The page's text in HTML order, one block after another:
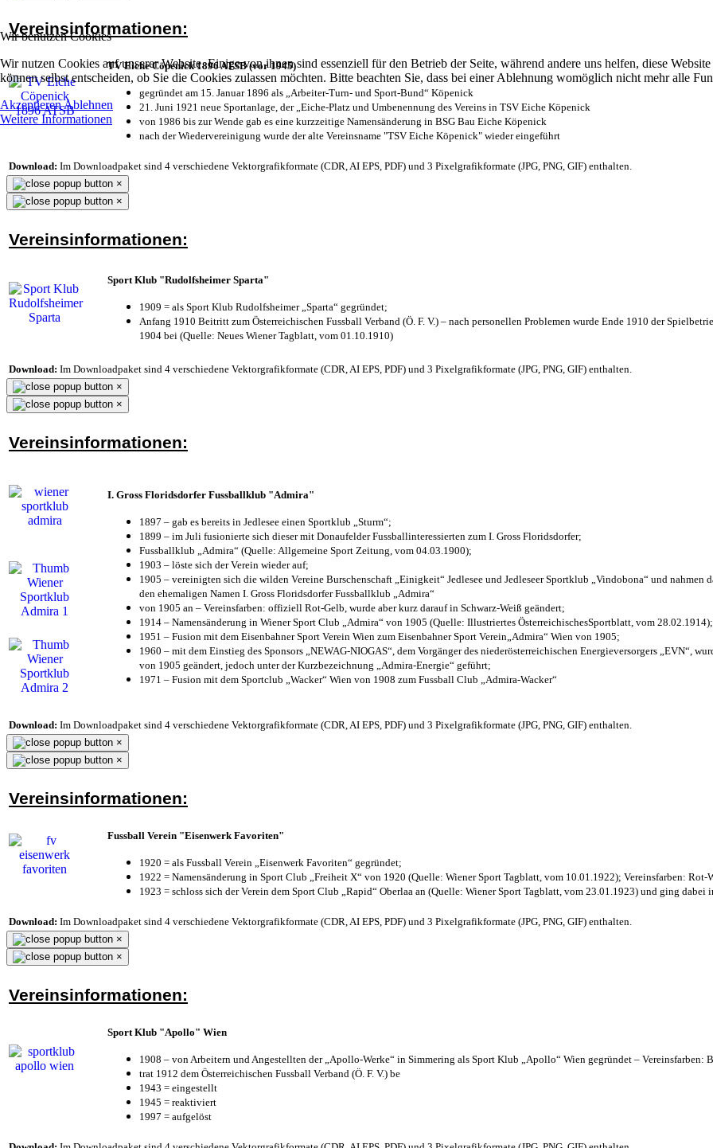
Wir benutzen Cookies
Wir nutzen Cookies auf unserer Website. Einige von ihnen sind essenziell für den Betrieb der Seite, während andere uns helfen, diese
können selbst entscheiden, ob Sie die Cookies zulassen möchten. Bitte beachten Sie, dass bei einer Ablehnung womöglich nicht mehr alle
AkzeptierenAblehnen
Weitere Informationen
Vereinsinformationen:
TV Eiche Cöpenick 1896 ATSB (vor 1945)
gegründet am 15. Januar 1896 als „Arbeiter-Turn- und Sport-Bund“ Köpenick
21. Juni 1921 neue Sportanlage, der „Eiche-Platz und Umbenennung des Vereins in TSV Eiche Köpenick
von 1986 bis zur Wende gab es eine kurzzeitige Namensänderung in BSG Bau Eiche Köpenick
nach der Wiedervereinigung wurde der alte Vereinsname "TSV Eiche Köpenick" wieder eingeführt
Download: Im Downloadpaket sind 4 verschiedene Vektorgrafikformate (CDR, AI EPS, PDF) und 3 Pixelgrafikformate (JPG, PNG, GIF) enthalten.
×
×
Vereinsinformationen:
Sport Klub "Rudolfsheimer Sparta"
1909 = als Sport Klub Rudolfsheimer „Sparta“ gegründet;
Anfang 1910 Beitritt zum Österreichischen Fussball Verband (Ö. F. V.) – nach personellen Problemen wurde Ende 1910 der
1904 bei (Quelle: Neues Wiener Tagblatt, vom 01.10.1910)
Download: Im Downloadpaket sind 4 verschiedene Vektorgrafikformate (CDR, AI EPS, PDF) und 3 Pixelgrafikformate (JPG, PNG, GIF) enthalten.
×
×
Vereinsinformationen:
I. Gross Floridsdorfer Fussballklub "Admira"
1897 – gab es bereits in Jedlesee einen Sportklub „Sturm“;
1899 – im Juli fusionierte sich dieser mit Donaufelder Fussballinteressierten zum I. Gross Floridsdorfer;
Fussballklub „Admira“ (Quelle: Allgemeine Sport Zeitung, vom 04.03.1900);
1903 – löste sich der Verein wieder auf;
1905 – vereinigten sich die wilden Vereine Burschenschaft „Einigkeit“ Jedlesee und Jedleseer Sportklub „Vindobona“ und nahmen
den ehemaligen Namen I. Gross Floridsdorfer Fussballklub „Admira“
von 1905 an – Vereinsfarben: offiziell Rot-Gelb, wurde aber kurz darauf in Schwarz-Weiß geändert;
1914 – Namensänderung in Wiener Sport Club „Admira“ von 1905 (Quelle: Illustriertes ÖsterreichischesSportblatt, vom 28.02.1914);
1951 – Fusion mit dem Eisenbahner Sport Verein Wien zum Eisenbahner Sport Verein„Admira“ Wien von 1905;
1960 – mit dem Einstieg des Sponsors „NEWAG-NIOGAS“, dem Vorgänger des niederösterreichischen Energieversorgers „EVN“,
von 1905 geändert, jedoch unter der Kurzbezeichnung „Admira-Energie“ geführt;
1971 – Fusion mit dem Sportclub „Wacker“ Wien von 1908 zum Fussball Club „Admira-Wacker“
Download: Im Downloadpaket sind 4 verschiedene Vektorgrafikformate (CDR, AI EPS, PDF) und 3 Pixelgrafikformate (JPG, PNG, GIF) enthalten.
×
×
Vereinsinformationen:
Fussball Verein "Eisenwerk Favoriten"
1920 = als Fussball Verein „Eisenwerk Favoriten“ gegründet;
1922 = Namensänderung in Sport Club „Freiheit X“ von 1920 (Quelle: Wiener Sport Tagblatt, vom 10.01.1922); Vereinsfarben: Rot-
1923 = schloss sich der Verein dem Sport Club „Rapid“ Oberlaa an (Quelle: Wiener Sport Tagblatt, vom 23.01.1923) und ging dabei
Download: Im Downloadpaket sind 4 verschiedene Vektorgrafikformate (CDR, AI EPS, PDF) und 3 Pixelgrafikformate (JPG, PNG, GIF) enthalten.
×
×
Vereinsinformationen:
Sport Klub "Apollo" Wien
1908 – von Arbeitern und Angestellten der „Apollo-Werke“ in Simmering als Sport Klub „Apollo“ Wien gegründet – Vereinsfarben:
trat 1912 dem Österreichischen Fussball Verband (Ö. F. V.) be
1943 = eingestellt
1945 = reaktiviert
1997 = aufgelöst